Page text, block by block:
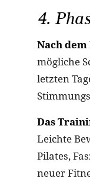
4.
Nach
mögliche
letzten
Das
Leichte
Pilates,
neuer